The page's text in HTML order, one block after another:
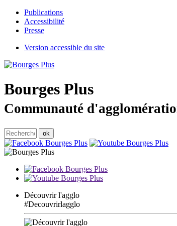
Publications
Accessibilité
Presse
Version accessible du site
Bourges Plus
Communauté
Découvrir l'agglo
#Decouvrirlagglo